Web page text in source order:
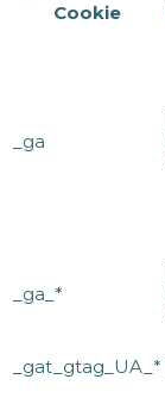
Cookie
_ga
_ga_*
_gat_gtag_UA_*